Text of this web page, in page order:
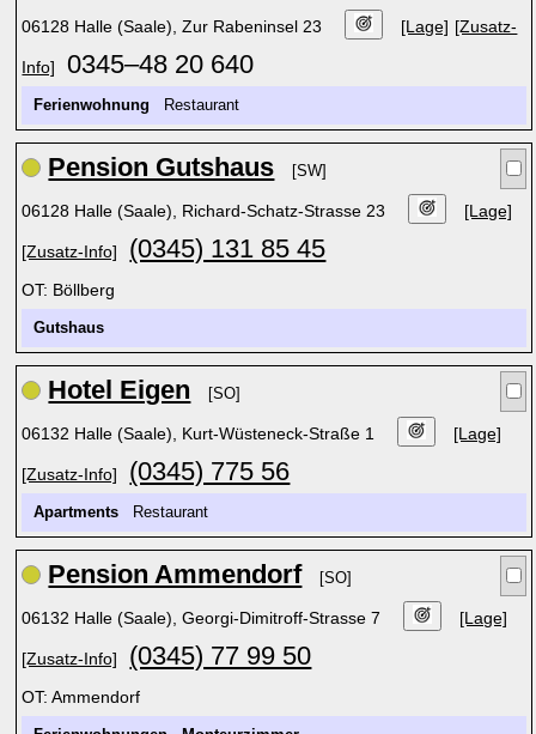
06128 Halle (Saale), Zur Rabeninsel 23 [Lage] [Zusatz-
Info] 0345–48 20 640
Ferienwohnung Restaurant
Pension Gutshaus [SW]
06128 Halle (Saale), Richard-Schatz-Strasse 23 [Lage]
[Zusatz-Info] (0345) 131 85 45
OT: Böllberg
Gutshaus
Hotel Eigen [SO]
06132 Halle (Saale), Kurt-Wüsteneck-Straße 1 [Lage]
[Zusatz-Info] (0345) 775 56
Apartments Restaurant
Pension Ammendorf [SO]
06132 Halle (Saale), Georgi-Dimitroff-Strasse 7 [Lage]
[Zusatz-Info] (0345) 77 99 50
OT: Ammendorf